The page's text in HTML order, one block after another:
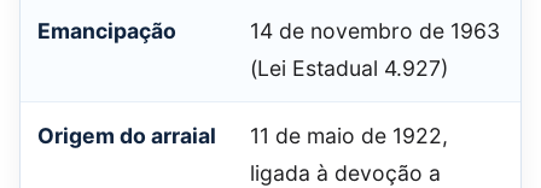
Emancipação
14 de novembro de 1963
(Lei Estadual 4.927)
Origem do arraial
11 de maio de 1922,
ligada à devoção a